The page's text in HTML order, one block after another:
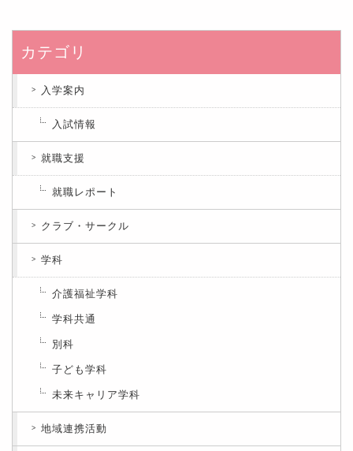
カテゴリ
入学案内
入試情報
就職支援
就職レポート
クラブ・サークル
学科
介護福祉学科
学科共通
別科
子ども学科
未来キャリア学科
地域連携活動